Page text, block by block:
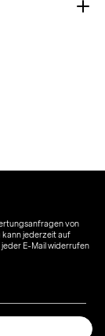
von
kann jederzeit auf
jeder E-Mail widerrufen